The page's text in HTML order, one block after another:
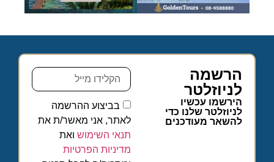
הרשמה
לניוזלטר
הירשמו עכשיו
לניוזלטר שלנו כדי
להשאר מעודכנים
בביצוע ההרשמה
לאתר, אני מאשר/ת את
תנאי השימוש ואת
מדיניות הפרטיות